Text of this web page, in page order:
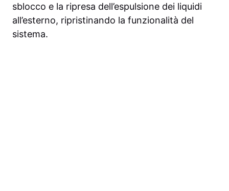
sblocco e la ripresa dell’espulsione dei liquidi
all’esterno, ripristinando la funzionalità del
sistema.